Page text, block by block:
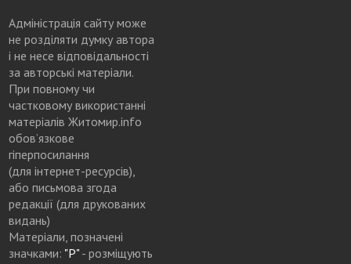
Адміністрація сайту може
не розділяти думку автора
і не несе відповідальності
за авторські матеріали.
При повному чи
частковому використанні
матеріалів Житомир.info
обов’язкове
гіперпосилання
(для інтернет-ресурсів),
або письмова згода
редакції (для друкованих
видань)
Матеріали, позначені
значками: "Р"- розміщують